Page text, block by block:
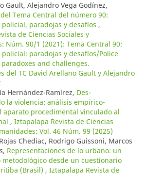
Gault, Alejandro Vega Godínez,
Tema Central del número 90:
paradojas y desafíos ,
de Ciencias Sociales y
Núm. 90/1 (2021): Tema Central 90:
paradojas y desafíos/Police
and challenges.
del TC David Arellano Gault y Alejandro
Hernández-Ramírez, Des-
la violencia: análisis empírico-
aparato procedimental vinculado al
, Iztapalapa Revista de Ciencias
Vol. 46 Núm. 99 (2025)
Chediac, Rodrigo Guissoni, Marcos
Representaciones de lo urbano: un
metodológico desde un cuestionario
(Brasil) , Iztapalapa Revista de